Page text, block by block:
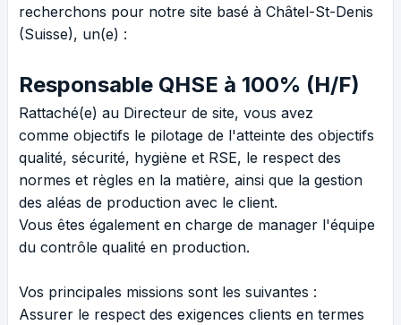
recherchons pour notre site basé à Châtel-St-Denis
(Suisse), un(e) :
Responsable QHSE à 100% (H/F)
Rattaché(e) au Directeur de site, vous avez
comme objectifs le pilotage de l'atteinte des objectifs
qualité, sécurité, hygiène et RSE, le respect des
normes et règles en la matière, ainsi que la gestion
des aléas de production avec le client.
Vous êtes également en charge de manager l'équipe
du contrôle qualité en production.
Vos principales missions sont les suivantes :
Assurer le respect des exigences clients en termes